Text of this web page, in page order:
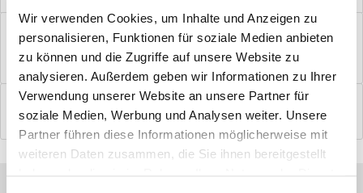
Wir verwenden Cookies, um Inhalte und Anzeigen zu
personalisieren, Funktionen für soziale Medien anbieten
zu können und die Zugriffe auf unsere Website zu
analysieren. Außerdem geben wir Informationen zu Ihrer
Verwendung unserer Website an unsere Partner für
soziale Medien, Werbung und Analysen weiter. Unsere
Partner führen diese Informationen möglicherweise mit
weiteren Daten zusammen, die Sie ihnen bereitgestellt
Windfangelemente online am Bildschirm konfigurieren und
einbaufertig bestellen. In wenigen...
Bewertungen
0
Bewertungen lesen, schreiben und diskutieren...mehr